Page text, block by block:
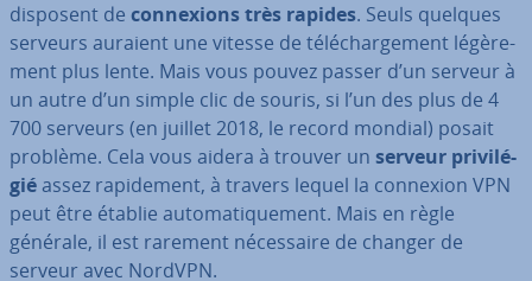
disposent de con­nexions très rapides. Seuls quelques
serveurs auraient une vitesse de té­lé­char­ge­ment lé­gè­re­
ment plus lente. Mais vous pouvez passer d’un serveur à
un autre d’un simple clic de souris, si l’un des plus de 4
700 serveurs (en juillet 2018, le record mondial) posait
problème. Cela vous aidera à trouver un serveur pri­vi­lé­
giéassez ra­pi­de­ment, à travers lequel la connexion VPN
peut être établie au­to­ma­ti­que­ment. Mais en règle
générale, il est rarement né­ces­saire de changer de
serveur avec NordVPN.